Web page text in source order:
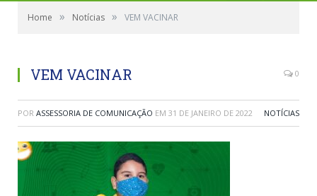
Home » Notícias » VEM VACINAR
VEM VACINAR 0
POR ASSESSORIA DE COMUNICAÇÃO EM 31 DE JANEIRO DE 2022 NOTÍCIAS